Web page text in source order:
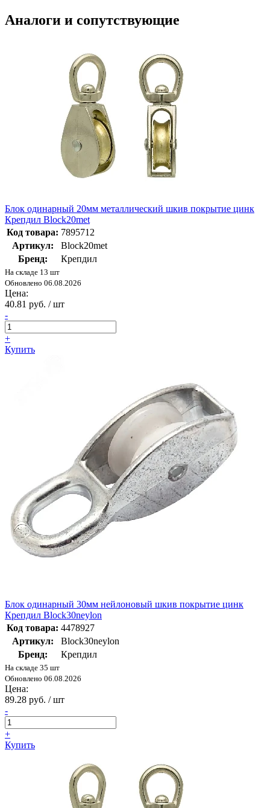
Аналоги и сопутствующие
Блок одинарный 20мм металлический шкив покрытие цинк
Крепдил Bloсk20met
Код товара: 7895712
Артикул:
Bloсk20met
Бренд:
Крепдил
На складе 13 шт
Обновлено 06.08.2026
Цена:
40.81 руб. / шт
-
+
Купить
Блок одинарный 30мм нейлоновый шкив покрытие цинк
Крепдил Bloсk30neylon
Код товара: 4478927
Артикул:
Bloсk30neylon
Бренд:
Крепдил
На складе 35 шт
Обновлено 06.08.2026
Цена:
89.28 руб. / шт
-
+
Купить